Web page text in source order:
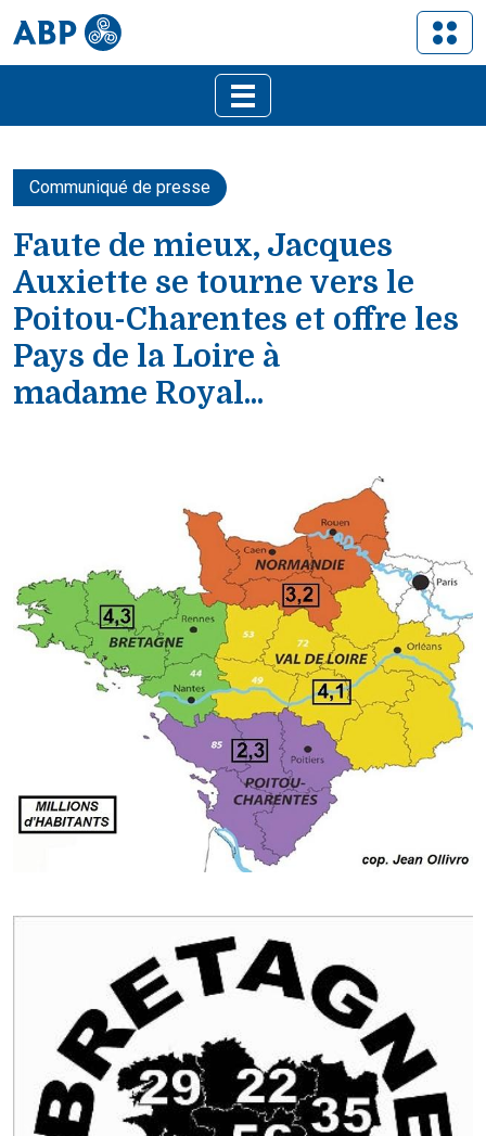
Communiqué de presse
Faute de mieux, Jacques
Auxiette se tourne vers le
Poitou-Charentes et offre les
Pays de la Loire à
madame Royal...